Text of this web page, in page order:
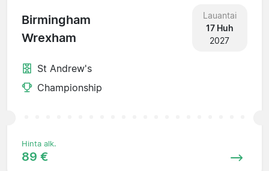
Birmingham
Wrexham
Lauantai
17 Huh
2027
St Andrew's
Championship
Hinta alk.
89 €